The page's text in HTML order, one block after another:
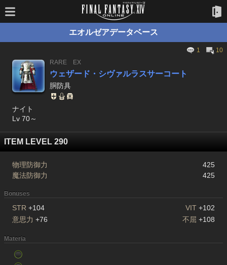
エオルゼアデータベース
1
10
RARE
EX
ウェザード・シヴァルラスサーコート
胴防具
ナイト
Lv 70～
ITEM LEVEL 290
物理防御力
425
魔法防御力
425
Bonuses
STR +104 VIT +102
意思力 +76 不屈 +108
Materia